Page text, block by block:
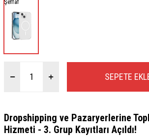
Şeffaf
SEPETE
Dropshipping ve Pazaryerlerine
Hizmeti - 3. Grup Kayıtları Açıldı!